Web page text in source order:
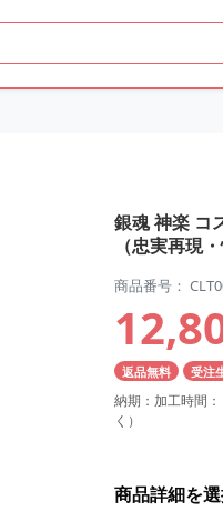
銀魂 神楽 コ
（忠実再現
商品番号：
返品無料 受注
納期：加工時間
く）
商品詳細を